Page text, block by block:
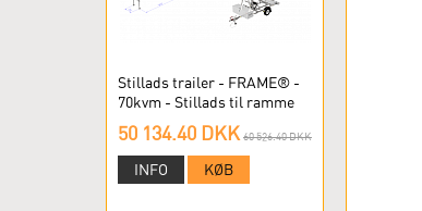
Stillads trailer - FRAME® -
70kvm - Stillads til ramme
50 134.40 DKK 60 526.40 DKK
INFO KØB